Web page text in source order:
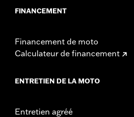
FINANCEMENT
Financement de moto
Calculateur de financement
ENTRETIEN DE LA MOTO
Entretien agréé